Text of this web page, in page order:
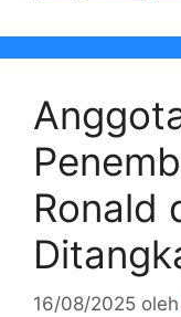
Ronald
16/08/2025 oleh